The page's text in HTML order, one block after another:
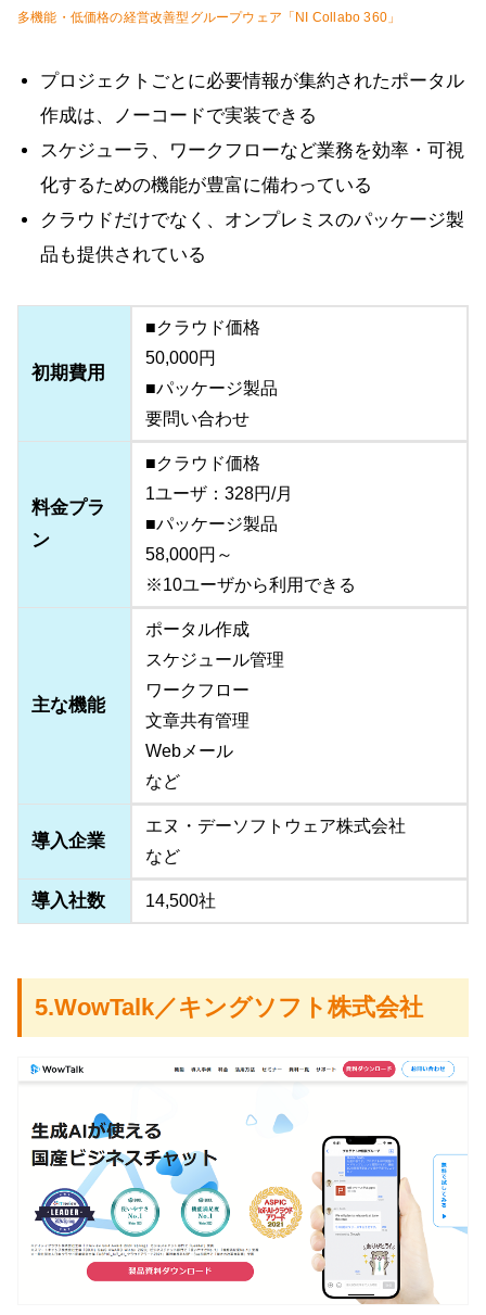
多機能・低価格の経営改善型グループウェア「NI Collabo 360」
プロジェクトごとに必要情報が集約されたポータル
作成は、ノーコードで実装できる
スケジューラ、ワークフローなど業務を効率・可視
化するための機能が豊富に備わっている
クラウドだけでなく、オンプレミスのパッケージ製
品も提供されている
初期費用
■クラウド価格
50,000円
■パッケージ製品
要問い合わせ
料金プラ
ン
■クラウド価格
1ユーザ：328円/月
■パッケージ製品
58,000円～
※10ユーザから利用できる
主な機能
ポータル作成
スケジュール管理
ワークフロー
文章共有管理
Webメール
など
導入企業
エヌ・デーソフトウェア株式会社
など
導入社数 14,500社
5.WowTalk／キングソフト株式会社